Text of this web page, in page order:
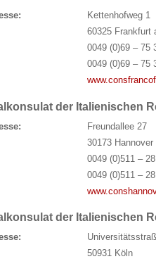
Kettenhofweg 1
60325 Frankfurt
0049 (0)69 – 75
0049 (0)69 – 75
der Italienischen
Freundallee 27
30173 Hannover
0049 (0)511 –
0049 (0)511 –
der Italienischen
50931 Köln